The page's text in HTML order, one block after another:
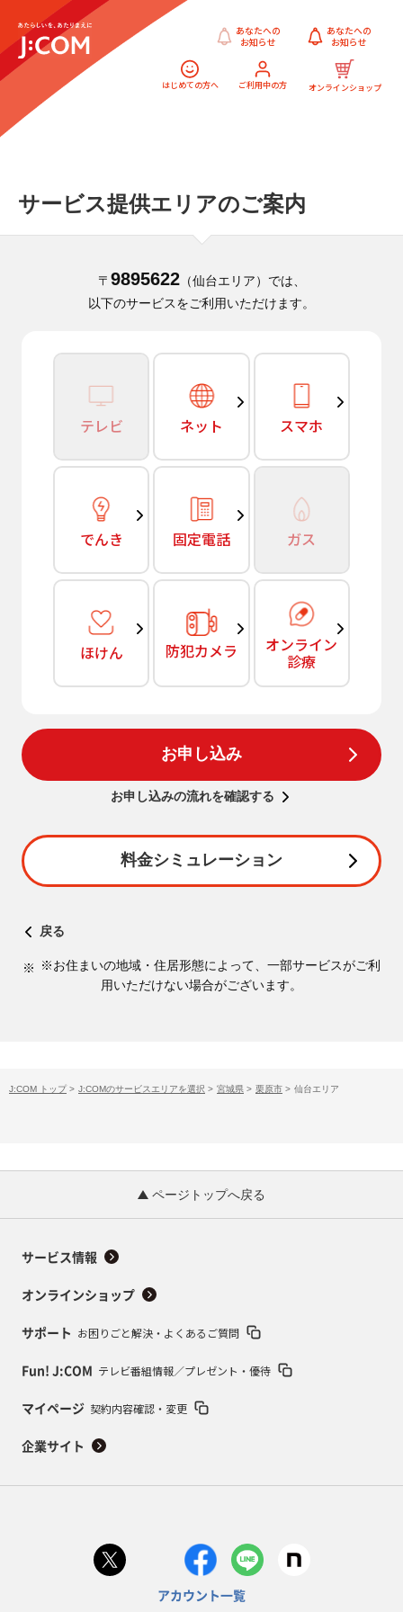
はじめての方へ ご利用中の方 オンラインショップ
あなたへの
お知らせ
サービス提供エリアのご案内
〒 9895622（仙台エリア）では、
以下のサービスをご利用いただけます。
テレビ ネット スマホ
でんき 固定電話 ガス
ほけん 防犯カメラ オンライン
診療
お申し込み
お申し込みの流れを確認する
料金シミュレーション
戻る
※お住まいの地域・住居形態によって、一部サービスがご利
用いただけない場合がございます。
J:COM トップ > J:COMのサービスエリアを選択 > 宮城県 > 栗原市 > 仙台エリア
ページトップへ戻る
サービス情報
オンラインショップ
サポート お困りごと解決・よくあるご質問
Fun! J:COM テレビ番組情報／プレゼント・優待
マイページ 契約内容確認・変更
企業サイト
アカウント一覧